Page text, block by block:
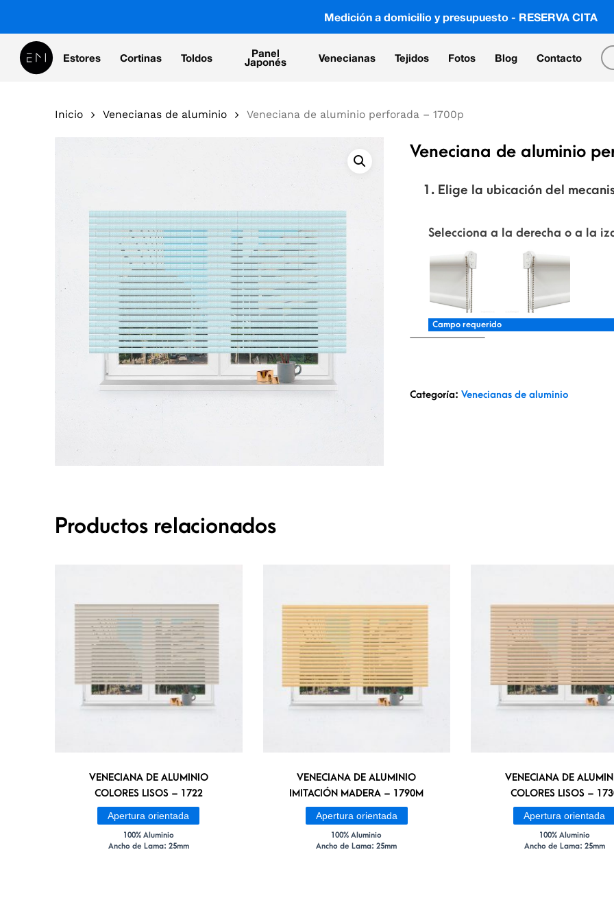
main
content
Medición a domicilio y presupuesto - RESERVA CITA
Estores Cortinas Toldos Panel
Japonés Venecianas Tejidos Fotos Blog Contacto
Inicio Venecianas de aluminio Veneciana de aluminio perforada – 1700p
Veneciana de aluminio
1. Elige la ubicación del
Selecciona a la derecha o a la
Campo requerido
Categoría:Venecianas de aluminio
Productos relacionados
VENECIANA DE ALUMINIO
COLORES LISOS – 1722
Apertura orientada
100% Aluminio
Ancho de Lama: 25mm
VENECIANA DE ALUMINIO
IMITACIÓN MADERA – 1790M
Apertura orientada
100% Aluminio
Ancho de Lama: 25mm
VENECIANA DE
COLORES LISOS –
Apertura orientada
100% Aluminio
Ancho de Lama: 25mm